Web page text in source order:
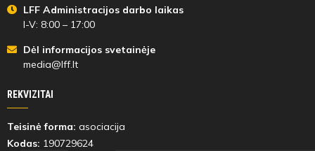
LFF Administracijos darbo laikas
I-V: 8:00 – 17:00
Dėl informacijos svetainėje
media@lff.lt
REKVIZITAI
Teisinė forma: asociacija
Kodas: 190729624